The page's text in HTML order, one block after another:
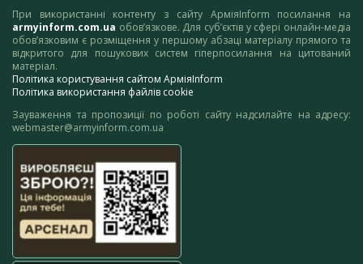
При використанні контенту з сайту АрміяInform посилання на
armyinform.com.ua обов’язкове. Для суб’єктів у сфері онлайн-медіа
обов’язковим є розміщення у першому абзаці матеріалу прямого та
відкритого для пошукових систем гіперпосилання на цитований
матеріал.
Політика користування сайтом АрміяInform
Політика використання файлів cookie
Зауваження та пропозиції по роботі сайту надсилайте на адресу:
webmaster@armyinform.com.ua